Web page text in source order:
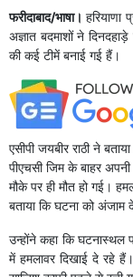
फरीदाबाद/भाषा। हरियाणा
अज्ञात बदमाशों ने
की कई टीमें बनाई गई हैं।
एसीपी जयबीर राठी ने
पीएचसी जिम के बाहर
मौके पर ही मौत हो गई।
बताया कि घटना को
उन्होंने कहा कि घटनास्थल
में हमलावर दिखाई दे रहे